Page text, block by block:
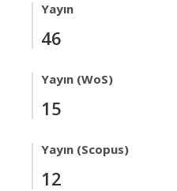
Yayın
46
Yayın (WoS)
15
Yayın (Scopus)
12